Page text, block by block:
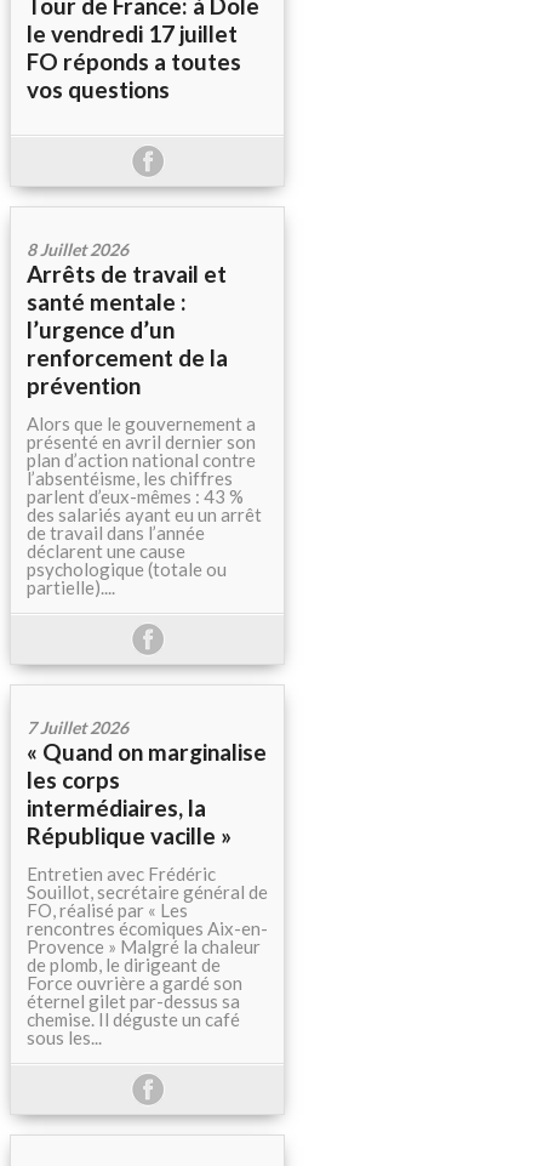
le vendredi 17 juillet
FO réponds a toutes
vos questions
8 Juillet 2026
Arrêts de travail et
santé mentale :
l’urgence d’un
renforcement de la
prévention
Alors que le gouvernement a
présenté en avril dernier son
plan d’action national contre
l’absentéisme, les chiffres
parlent d’eux-mêmes : 43 %
des salariés ayant eu un arrêt
de travail dans l’année
déclarent une cause
psychologique (totale ou
partielle)....
7 Juillet 2026
« Quand on marginalise
les corps
intermédiaires, la
République vacille »
Entretien avec Frédéric
Souillot, secrétaire général de
FO, réalisé par « Les
rencontres écomiques Aix-en-
Provence » Malgré la chaleur
de plomb, le dirigeant de
Force ouvrière a gardé son
éternel gilet par-dessus sa
chemise. Il déguste un café
sous les...